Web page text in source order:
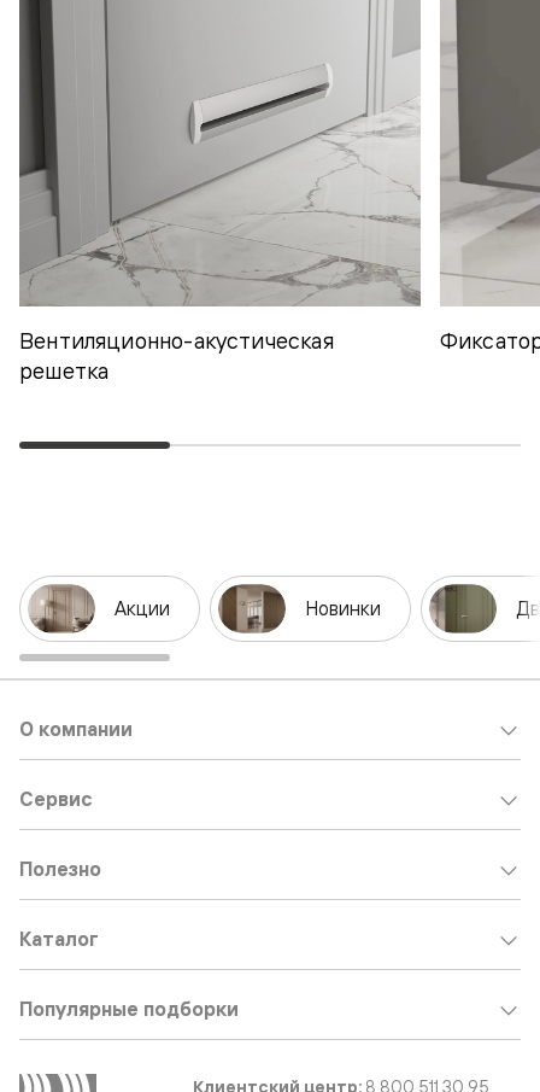
Вентиляционно-акустическая
решетка
Акции Новинки
О компании
Сервис
Полезно
Каталог
Популярные подборки
Клиентский центр: 8 800 511 30 95